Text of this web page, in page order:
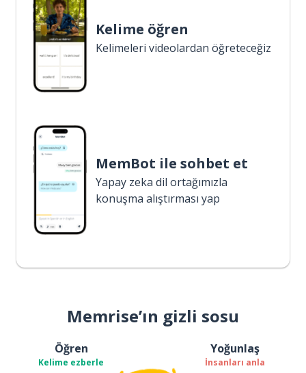
Kelime öğren
Kelimeleri videolardan öğreteceğiz
MemBot ile sohbet et
Yapay zeka dil ortağımızla
konuşma alıştırması yap
Memrise’ın gizli sosu
Öğren
Kelime ezberle
Yoğunlaş
İnsanları anla